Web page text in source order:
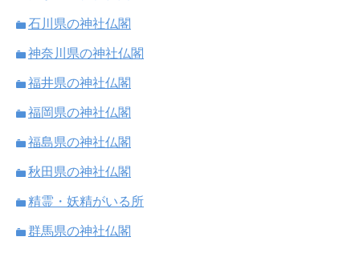
石川県の神社仏閣
神奈川県の神社仏閣
福井県の神社仏閣
福岡県の神社仏閣
福島県の神社仏閣
秋田県の神社仏閣
精霊・妖精がいる所
群馬県の神社仏閣